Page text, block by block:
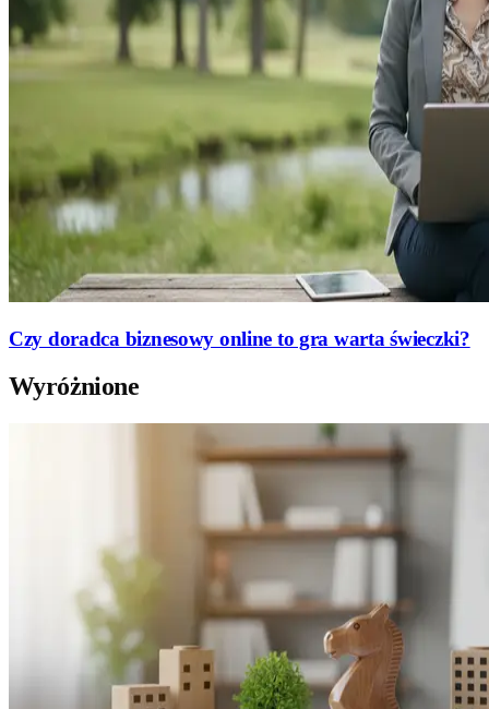
Czy doradca biznesowy online to gra warta świeczki?
Wyróżnione